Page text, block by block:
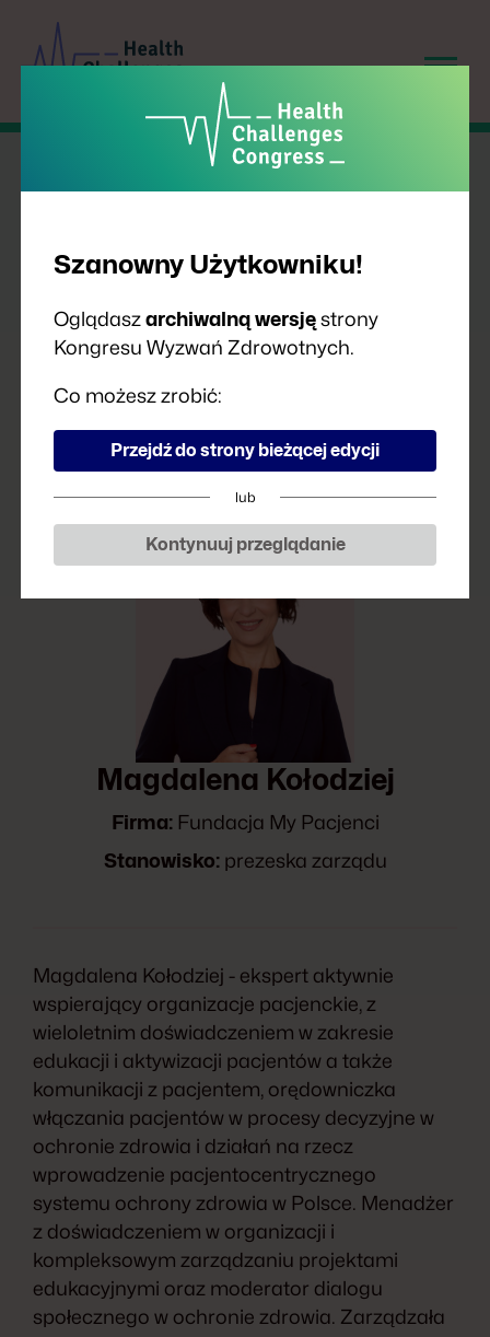
Magdalena Kołodziej
Firma:Fundacja My Pacjenci
Stanowisko:prezeska zarządu
Magdalena Kołodziej - ekspert aktywnie
wspierający organizacje pacjenckie, z
wieloletnim doświadczeniem w zakresie
edukacji i aktywizacji pacjentów a także
komunikacji z pacjentem, orędowniczka
włączania pacjentów w procesy decyzyjne w
ochronie zdrowia i działań na rzecz
wprowadzenie pacjentocentrycznego
systemu ochrony zdrowia w Polsce. Menadżer
z doświadczeniem w organizacji i
kompleksowym zarządzaniu projektami
edukacyjnymi oraz moderator dialogu
społecznego w ochronie zdrowia. Zarządzała
Szanowny Użytkowniku!
Oglądaszarchiwalną wersjęstrony
Kongresu Wyzwań Zdrowotnych.
Co możesz zrobić:
Przejdź do strony bieżącej edycji
lub
Kontynuuj przeglądanie